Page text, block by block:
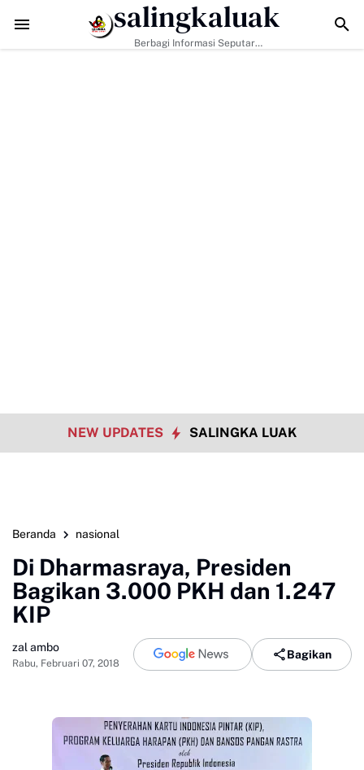
Data Sosial Jadi Kunci, Hj. Aida Dorong Nagari Aktif Pastikan
salingkaluak
Berbagi Informasi Seputar
NEW UPDATES SALINGKA LUAK
Beranda nasional
Di Dharmasraya, Presiden
Bagikan 3.000 PKH dan 1.247
KIP
zal ambo
Rabu, Februari 07, 2018
Bagikan